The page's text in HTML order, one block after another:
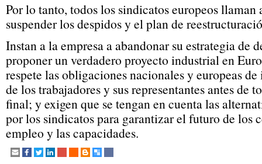
Por lo tanto, todos los sindicatos europeos
suspender los despidos y el plan de
Instan a la empresa a abandonar su estrategia de
proponer un verdadero proyecto industrial en
respete las obligaciones nacionales y europeas
de los trabajadores y sus representantes antes de
final; y exigen que se tengan en cuenta las
por los sindicatos para garantizar el futuro de los
empleo y las capacidades.